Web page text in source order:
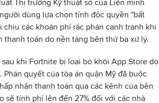
Thị trường Kỹ thuật số của Liên minh
dùng lựa chọn tính độc quyền "bất
các khoản phí rác phản cạnh tranh khi
toán do nền tảng bên thứ ba xử lý.
khi Fortnite bị loại bỏ khỏi App Store do
quyết của tòa án quận Mỹ đã buộc
nhận thanh toán qua các kênh của bên
sẽ tính phí lên đến 27% đối với các nhà